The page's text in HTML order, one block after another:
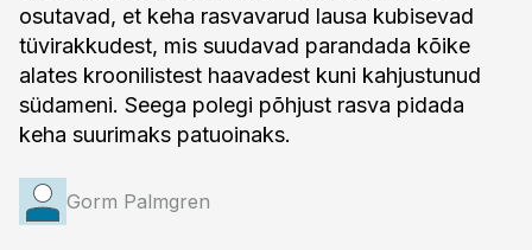
osutavad, et keha rasvavarud lausa kubisevad
tüvi­rakkudest, mis suudavad parandada kõike
alates kroonilistest haavadest kuni kahjustunud
südameni. Seega polegi põhjust rasva pidada
keha suurimaks patuoinaks.
Gorm Palmgren